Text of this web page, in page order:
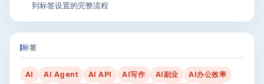
到标签设置的完整流程
标签
AI AI Agent AI API AI写作 AI副业
AI办公效率